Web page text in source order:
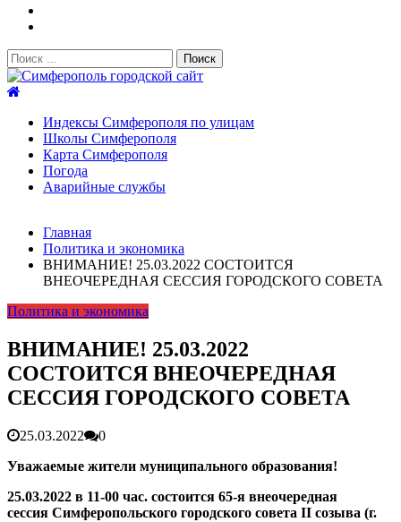
Поиск:
Индексы Симферополя по улицам
Школы Симферополя
Карта Симферополя
Погода
Аварийные службы
После атаки БПЛА на поезд Москва–Симферополь в
Крыму эвакуировали всех пассажиро...08.06.2026
Услуги дератизации в Симферополе и Крыму — цены,
Правительство России выделит Крыму дополнительные
Более 25 тысяч «квадратов» преобразятся в ближайшее
время...26.02.2026
В Симферополе очищают реку Салгир: работы ведутся
от Потёмкинской до Гагарина...05.09.2025
Главная
Политика и экономика
ВНИМАНИЕ! 25.03.2022 СОСТОИТСЯ
ВНЕОЧЕРЕДНАЯ СЕССИЯ ГОРОДСКОГО СОВЕТА
Политика и экономика
ВНИМАНИЕ! 25.03.2022
СОСТОИТСЯ ВНЕОЧЕРЕДНАЯ
СЕССИЯ ГОРОДСКОГО СОВЕТА
25.03.2022
0
Уважаемые жители муниципального образования!
25.03.2022 в 11-00 час. состоится 65-я внеочередная
сессия Симферопольского городского совета II созыва (г.